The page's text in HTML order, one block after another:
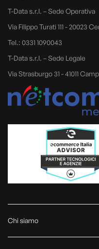
T-Data s.r.l. – Sede Operativa
Via Filippo Turati 111 - 20023
Tel.: 0331 1090043
T-Data s.r.l. – Sede Legale
Via Strasburgo 31 - 41011
Chi siamo